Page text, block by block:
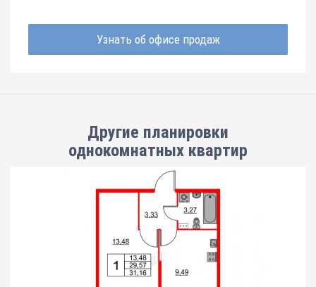
Узнать об офисе продаж
Другие планировки
однокомнатных квартир